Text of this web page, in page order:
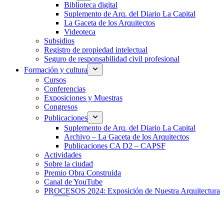
Biblioteca digital
Suplemento de Arq. del Diario La Capital
La Gaceta de los Arquitectos
Videoteca
Subsidios
Registro de propiedad intelectual
Seguro de responsabilidad civil profesional
Formación y cultura
Cursos
Conferencias
Exposiciones y Muestras
Congresos
Publicaciones
Suplemento de Arq. del Diario La Capital
Archivo – La Gaceta de los Arquitectos
Publicaciones CA D2 – CAPSF
Actividades
Sobre la ciudad
Premio Obra Construida
Canal de YouTube
PROCESOS 2024: Exposición de Nuestra Arquitectura